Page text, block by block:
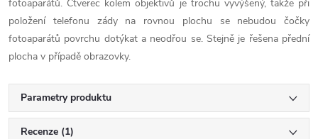
fotoaparátů. Čtverec kolem objektivů je trochu vyvýšený, takže při
položení telefonu zády na rovnou plochu se nebudou čočky
fotoaparátů povrchu dotýkat a neodřou se. Stejně je řešena přední
plocha v případě obrazovky.
Parametry produktu
Recenze (1)